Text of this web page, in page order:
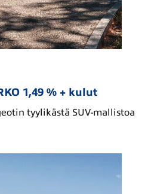
1,49 % + kulut
tyylikästä SUV-mallistoa